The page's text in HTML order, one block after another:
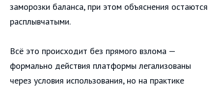
заморозки баланса, при этом объяснения остаются
расплывчатыми.
Всё это происходит без прямого взлома —
формально действия платформы легализованы
через условия использования, но на практике